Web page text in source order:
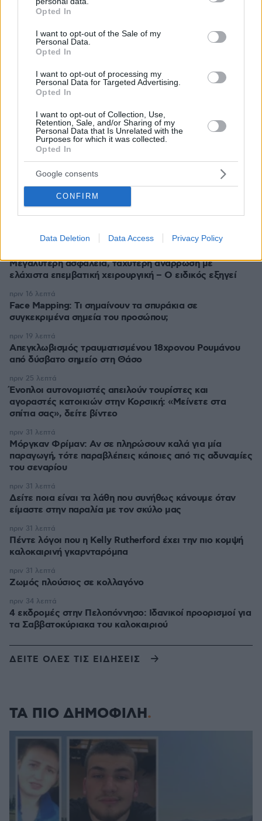
grant or deny consent to Google and its third-party tags to
use your data for below specified purposes in below Google
consent section.
Opted In
I want to opt-out of the Sale of my
Personal Data.
Opted In
I want to opt-out of processing my
Personal Data for Targeted Advertising.
Opted In
I want to opt-out of Collection, Use,
Retention, Sale, and/or Sharing of my
Personal Data that Is Unrelated with the
Purposes for which it was collected.
Opted In
Google consents
CONFIRM
Data Deletion Data Access Privacy Policy
Απομένουν 2500
ΡΟΗ ΕΙΔΗΣΕΩΝ
Ειδήσεις Δημοφιλή Σχολιασμένα
πολύ υψηλός κίνδυνος πυρκαγιάς
πριν 8 λεπτά
Μεγαλύτερη ασφάλεια, ταχύτερη ανάρρωση με
ελάχιστα επεμβατική χειρουργική – Ο ειδικός εξηγεί
Face Mapping: Τι σημαίνουν τα σπυράκια σε
συγκεκριμένα σημεία του προσώπου;
πριν 16 λεπτά
Απεγκλωβισμός τραυματισμένου 18χρονου Ρουμάνου
από δύσβατο σημείο στη Θάσο
πριν 19 λεπτά
Ένοπλοι αυτονομιστές απειλούν τουρίστες και
αγοραστές κατοικιών στην Κορσική: «Μείνετε στα
σπίτια σας», δείτε βίντεο
πριν 25 λεπτά
Μόργκαν Φρίμαν: Αν σε πληρώσουν καλά για μία
παραγωγή, τότε παραβλέπεις κάποιες από τις αδυναμίες
του σεναρίου
πριν 31 λεπτά
Δείτε ποια είναι τα λάθη που συνήθως κάνουμε όταν
είμαστε στην παραλία με τον σκύλο μας
πριν 31 λεπτά
Πέντε λόγοι που η Kelly Rutherford έχει την πιο κομψή
καλοκαιρινή γκαρνταρόμπα
πριν 31 λεπτά
Ζωμός πλούσιος σε κολλαγόνο
πριν 31 λεπτά
4 εκδρομές στην Πελοπόννησο: Ιδανικοί προορισμοί για
τα Σαββατοκύριακα του καλοκαιριού
πριν 34 λεπτά
ΔΕΙΤΕ ΟΛΕΣ ΤΙΣ ΕΙΔΗΣΕΙΣ
ΤΑ ΠΙΟ ΔΗΜΟΦΙΛΗ